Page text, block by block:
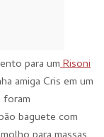
para umRisoni
amiga Cris em um
foram
baguete com